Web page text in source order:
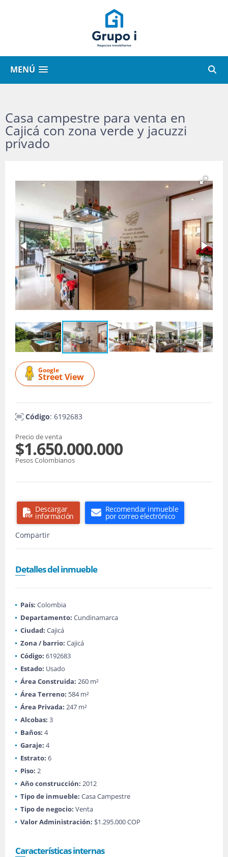
MENÚ
Casa campestre para venta en
Cajicá con zona verde y jacuzzi
privado
Google
Street View
Código: 6192683
Precio de venta
$1.650.000.000
Pesos Colombianos
Descargar
información
Recomendar inmueble
por correo electrónico
Compartir
Detalles del inmueble
País: Colombia
Departamento: Cundinamarca
Ciudad: Cajicá
Zona / barrio: Cajicá
Código: 6192683
Estado: Usado
Área Construida: 260 m²
Área Terreno: 584 m²
Área Privada: 247 m²
Alcobas: 3
Baños: 4
Garaje: 4
Estrato: 6
Piso: 2
Año construcción: 2012
Tipo de inmueble: Casa Campestre
Tipo de negocio: Venta
Valor Administración: $1.295.000 COP
Características internas